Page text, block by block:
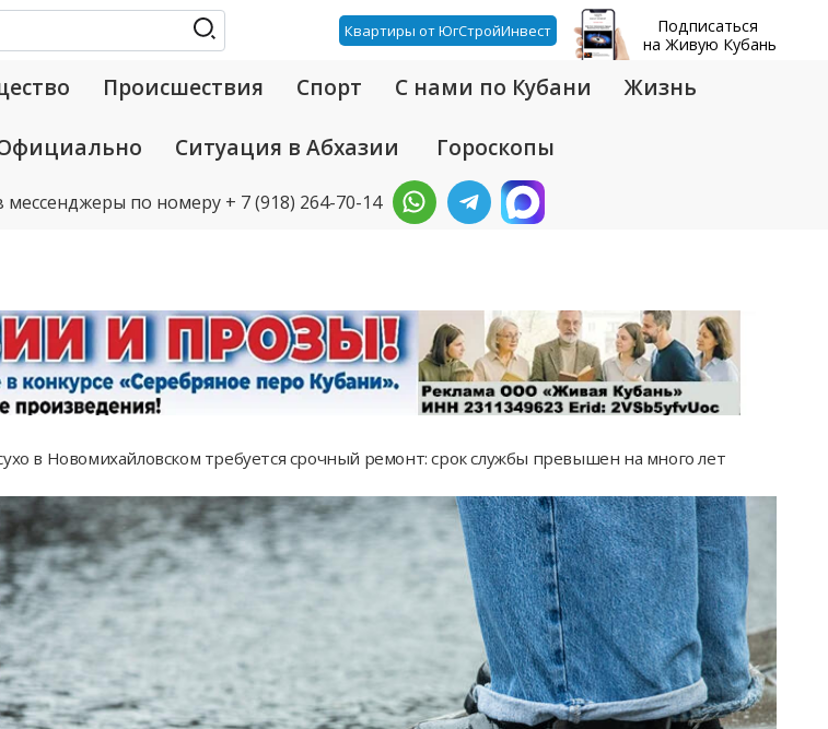
Квартиры от ЮгСтройИнвест
Подписаться
на Живую Кубань
Происшествия Спорт С нами по Кубани Жизнь
Ситуация в Абхазии Гороскопы
мессенджеры по номеру + 7 (918) 264-70-14
в Новомихайловском требуется срочный ремонт: срок службы превышен на много лет